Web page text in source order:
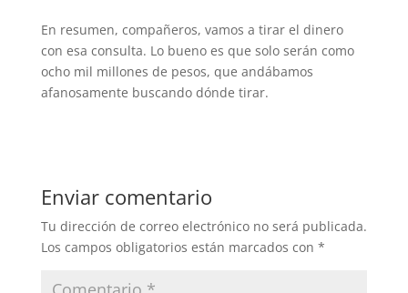
En resumen, compañeros, vamos a tirar el dinero
con esa consulta. Lo bueno es que solo serán como
ocho mil millones de pesos, que andábamos
afanosamente buscando dónde tirar.
Enviar comentario
Tu dirección de correo electrónico no será publicada.
Los campos obligatorios están marcados con *